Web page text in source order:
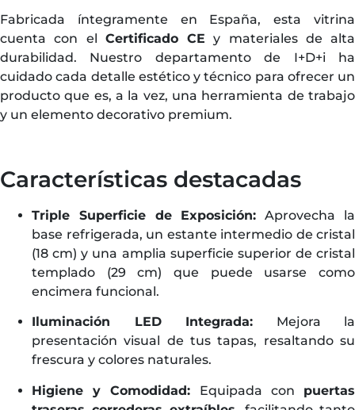
Fabricada íntegramente en España, esta vitrina
cuenta con el Certificado CE y materiales de alta
durabilidad. Nuestro departamento de I+D+i ha
cuidado cada detalle estético y técnico para ofrecer un
producto que es, a la vez, una herramienta de trabajo
y un elemento decorativo premium.
Características destacadas
Triple Superficie de Exposición: Aprovecha la
base refrigerada, un estante intermedio de cristal
(18 cm) y una amplia superficie superior de cristal
templado (29 cm) que puede usarse como
encimera funcional.
Iluminación LED Integrada: Mejora la
presentación visual de tus tapas, resaltando su
frescura y colores naturales.
Higiene y Comodidad: Equipada con puertas